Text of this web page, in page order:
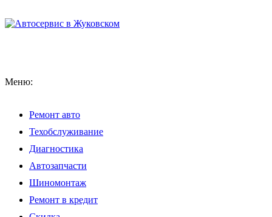
Меню:
Ремонт авто
Техобслуживание
Диагностика
Автозапчасти
Шиномонтаж
Ремонт в кредит